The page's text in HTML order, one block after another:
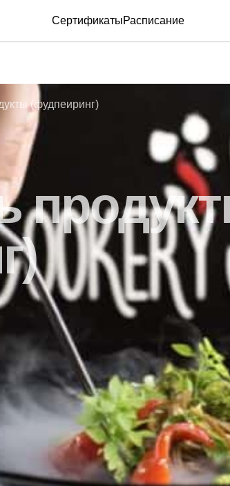
СертификатыРасписание
(фудпеиринг)